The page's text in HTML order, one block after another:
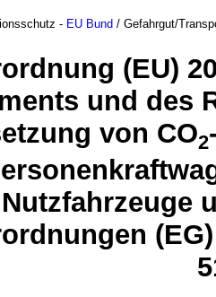
- EU Bund / Gefahrgut/
(EU)
und des
von CO2
Nutzfahrzeuge